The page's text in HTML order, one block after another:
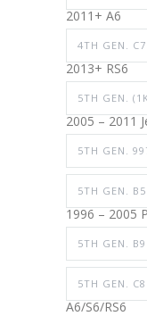
2011+ A6
4TH GEN.
2013+ RS6
5TH GEN. (1K
2005 – 2011
5TH GEN.
5TH GEN.
1996 – 2005
5TH GEN.
5TH GEN.
A6/S6/RS6